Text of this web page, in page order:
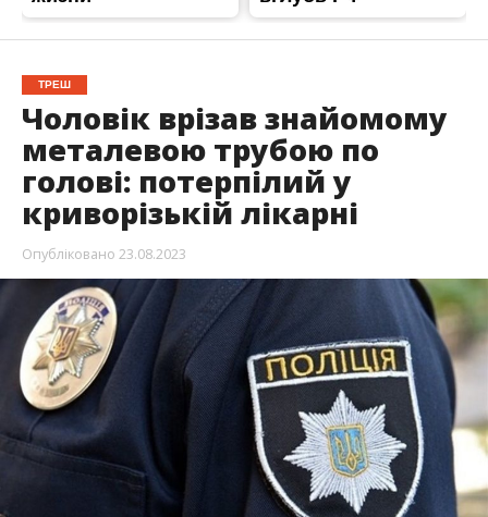
ТРЕШ
Чоловік врізав знайомому
металевою трубою по
голові: потерпілий у
криворізькій лікарні
Опубліковано 23.08.2023